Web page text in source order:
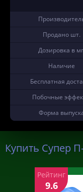
Продано шт.
Дозировка в
Наличие
Бесплатная
Побочные
Форма
Купить Супер
Рейтинг
9.6